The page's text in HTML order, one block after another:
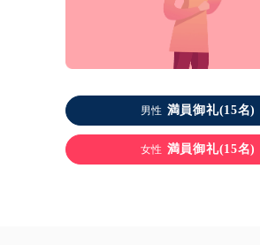
男性 満員御礼(15名)
女性 満員御礼(15名)